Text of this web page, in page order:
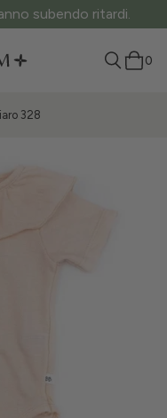
subendo ritardi.
0
328